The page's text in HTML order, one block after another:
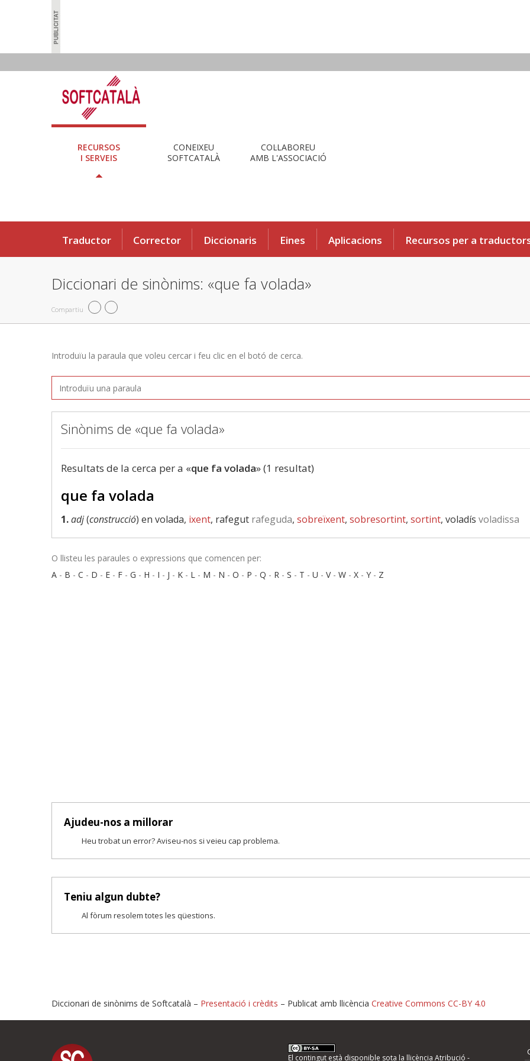
RECURSOS
I SERVEIS
CONEIXEU
SOFTCATALÀ
COL·LABOREU
AMB L'ASSOCIACIÓ
Traductor Corrector Diccionaris Eines Aplicacions Recursos per a
Diccionari de sinònims: «que fa volada»
Compartiu
Introduïu la paraula que voleu cercar i feu clic en el botó de cerca.
Sinònims de «que fa volada»
Resultats de la cerca per a «que fa volada» (1 resultat)
que fa volada
1.adj(construcció) en volada, ixent, rafegut rafeguda, sobreïxent, sobresortint, sortint, voladís voladissa
O llisteu les paraules o expressions que comencen per:
A - B - C - D - E - F - G - H - I - J - K - L - M - N - O - P - Q - R - S - T - U - V- W - X - Y - Z
Ajudeu-nos a millorar
Heu trobat un error? Aviseu-nos si veieu cap problema.
Teniu algun dubte?
Al fòrum resolem totes les qüestions.
Proposeu-nos millores o informeu d'errors
Diccionari de sinònims de Softcatalà – Presentació i crèdits – Publicat amb llicència Creative Commons CC-BY 4.0
El contingut està disponible sota la llicència Atribució -